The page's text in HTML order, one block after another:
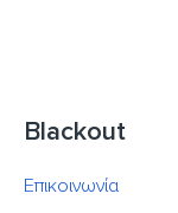
Blackout
Επικοινωνία